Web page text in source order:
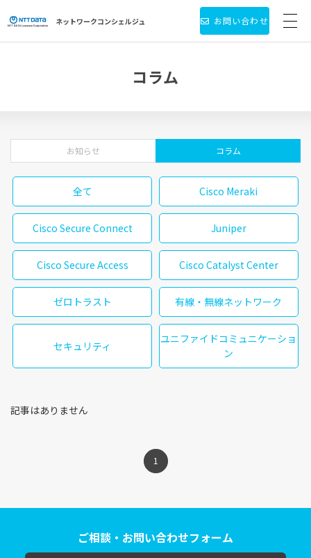
ネットワークコンシェルジュ
個人情報保護方針
会社情報
お問い合わせ
コラム
お知らせ コラム
全て Cisco Meraki
Cisco Secure Connect Juniper
Cisco Secure Access Cisco Catalyst Center
ゼロトラスト 有線・無線ネットワーク
セキュリティ
ユニファイドコミュニケーショ
ン
記事はありません
1
ご相談・お問い合わせフォーム